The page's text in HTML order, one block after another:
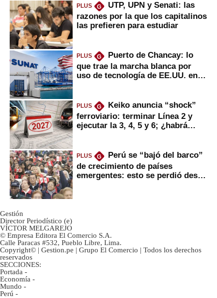
PLUS G
UTP, UPN y Senati: las
razones por la que los capitalinos
las prefieren para estudiar
PLUS G
Puerto de Chancay: lo
que trae la marcha blanca por
uso de tecnología de EE.UU. en
PLUS G
Keiko anuncia “shock”
ferroviario: terminar Línea 2 y
ejecutar la 3, 4, 5 y 6; ¿habrá
PLUS G
Perú se “bajó del barco”
de crecimiento de países
emergentes: esto se perdió desde
Gestión
Director Periodístico (e)
VÍCTOR MELGAREJO
© Empresa Editora El Comercio S.A.
Calle Paracas #532, Pueblo Libre, Lima.
Copyright© | Gestion.pe | Grupo El Comercio | Todos los derechos
reservados
SECCIONES:
Portada -
Economía -
Mundo -
Perú -